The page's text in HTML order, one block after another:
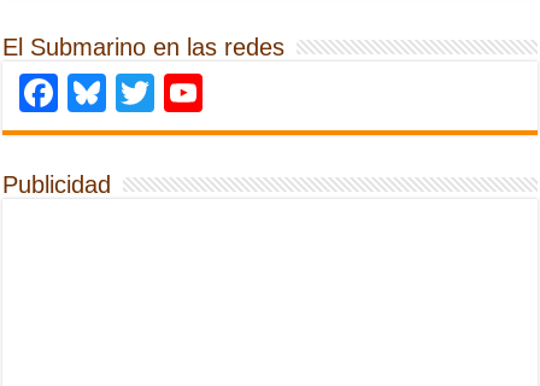
El Submarino en las redes
Facebook
Bluesky
Twitter
Publicidad